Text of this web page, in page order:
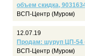
объем скидка,
ВСП-Центр (Муром)
12.07.19
Продам: шуруп ЦП-54
ВСП-Центр (Муром)